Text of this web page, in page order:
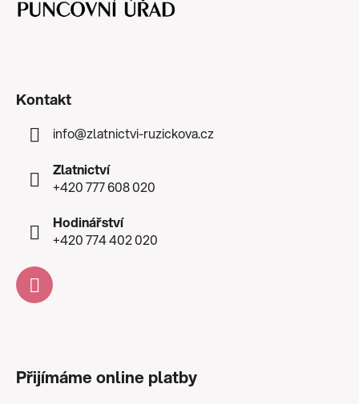
Kontakt
info@zlatnictvi-ruzickova.cz
Zlatnictví
+420 777 608 020
Hodinářství
+420 774 402 020
Přijímáme online platby